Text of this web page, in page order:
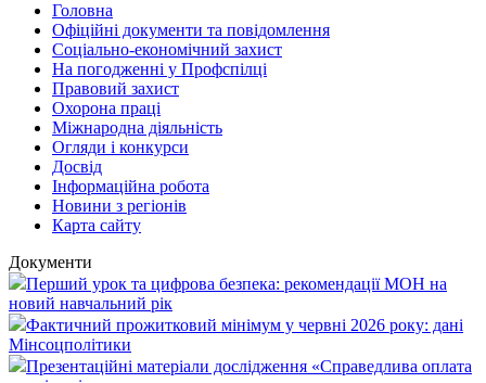
Головна
Офіційні документи та повідомлення
Соціально-економічний захист
На погодженні у Профспілці
Правовий захист
Охорона праці
Міжнародна діяльність
Огляди і конкурси
Досвід
Інформаційна робота
Новини з регіонів
Карта сайту
Документи
Перший урок та цифрова безпека: рекомендації МОН на
новий навчальний рік
Фактичний прожитковий мінімум у червні 2026 року: дані
Мінсоцполітики
Презентаційні матеріали дослідження «Справедлива оплата